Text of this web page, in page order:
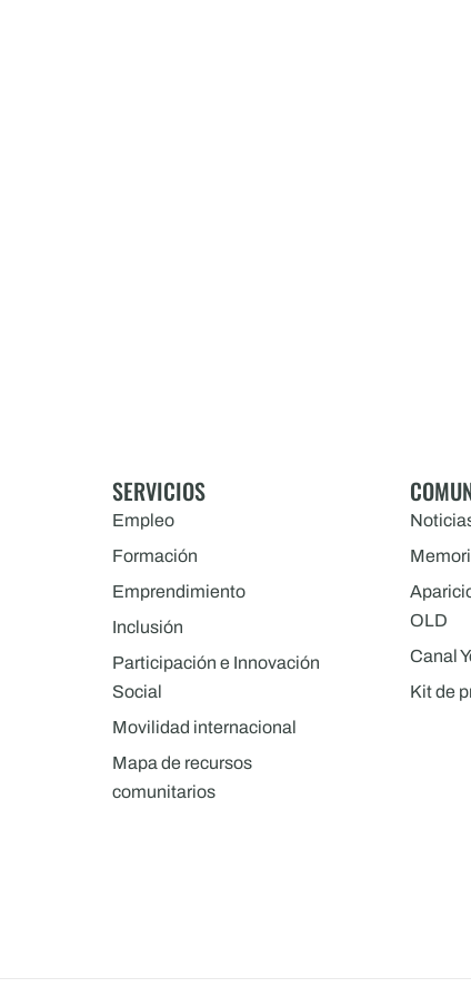
SERVICIOS
Empleo
Formación
Emprendimiento
Inclusión
Participación e Innovación
Social
Movilidad internacional
Mapa de recursos
comunitarios
OLD
Canal
Kit de